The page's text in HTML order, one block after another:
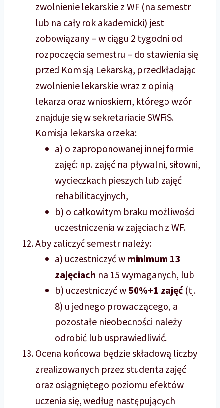
zwolnienie lekarskie z WF (na semestr
lub na cały rok akademicki) jest
zobowiązany – w ciągu 2 tygodni od
rozpoczęcia semestru – do stawienia się
przed Komisją Lekarską, przedkładając
zwolnienie lekarskie wraz z opinią
lekarza oraz wnioskiem, którego wzór
znajduje się w sekretariacie SWFiS.
Komisja lekarska orzeka:
a) o zaproponowanej innej formie
zajęć: np. zajęć na pływalni, siłowni,
wycieczkach pieszych lub zajęć
rehabilitacyjnych,
b) o całkowitym braku możliwości
uczestniczenia w zajęciach z WF.
Aby zaliczyć semestr należy:
a) uczestniczyć w minimum 13
zajęciach na 15 wymaganych, lub
b) uczestniczyć w 50%+1 zajęć(tj.
8) u jednego prowadzącego, a
pozostałe nieobecności należy
odrobić lub usprawiedliwić.
Ocena końcowa będzie składową liczby
zrealizowanych przez studenta zajęć
oraz osiągniętego poziomu efektów
uczenia się, według następujących